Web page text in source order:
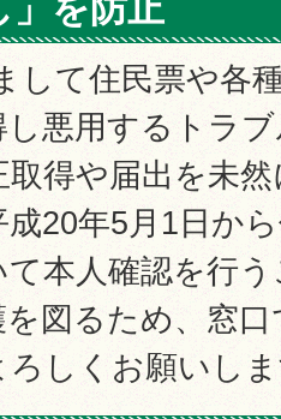
」を防止
して住民票や各
悪用するトラ
得や届出を未
20年5月1日か
本人確認を行
図るため、窓
しくお願いし